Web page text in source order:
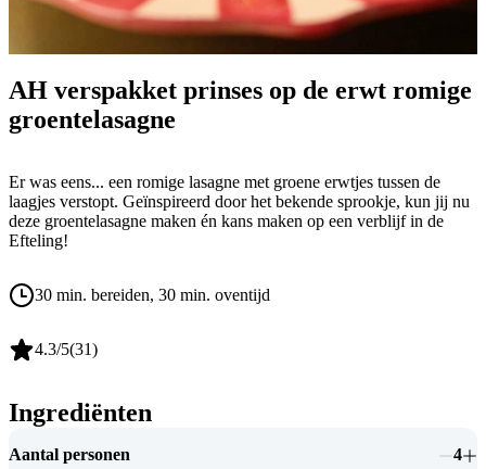
AH verspakket prinses op de erwt romige
groentelasagne
Er was eens... een romige lasagne met groene erwtjes tussen de
laagjes verstopt. Geïnspireerd door het bekende sprookje, kun jij nu
deze groentelasagne maken én kans maken op een verblijf in de
Efteling!
30 min. bereiden, 30 min. oventijd
4.3/5(31)
Ingrediënten
Aantal personen 4